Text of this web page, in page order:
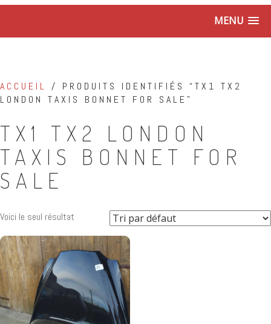
MENU
ACCUEIL / PRODUITS IDENTIFIÉS “TX1 TX2
LONDON TAXIS BONNET FOR SALE”
TX1 TX2 LONDON
TAXIS BONNET FOR
SALE
Voici le seul résultat